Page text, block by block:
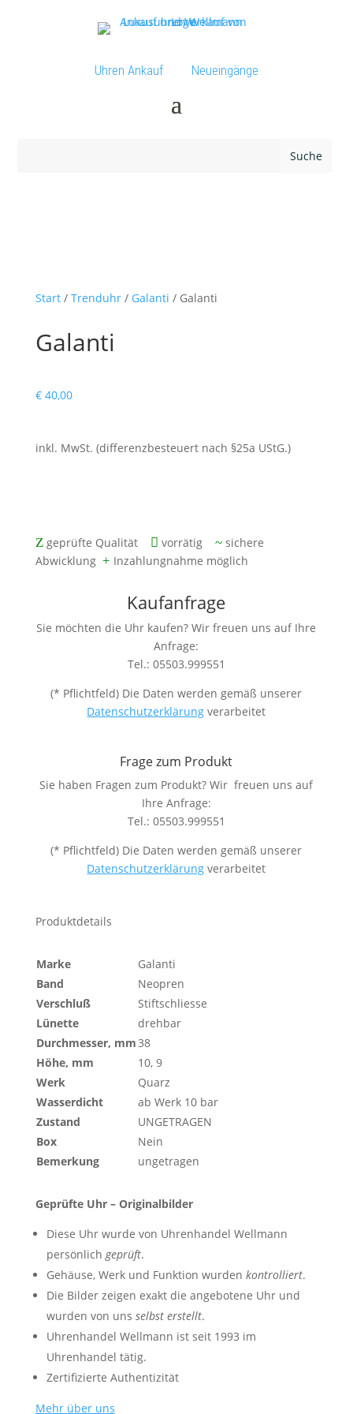
Uhren Ankauf Neueingänge
Start/ Trenduhr/ Galanti / Galanti
Galanti
€40,00
inkl. MwSt. (differenzbesteuert nach §25a UStG.)
Zgeprüfte Qualität  vorrätig ~sichere
Abwicklung + Inzahlungnahme möglich
Kaufanfrage
Sie möchten die Uhr kaufen? Wir freuen uns auf Ihre
Anfrage:
Tel.: 05503.999551
(* Pflichtfeld) Die Daten werden gemäß unserer
Datenschutzerklärung verarbeitet
Frage zum Produkt
Sie haben Fragen zum Produkt? Wir freuen uns auf
Ihre Anfrage:
Tel.: 05503.999551
(* Pflichtfeld) Die Daten werden gemäß unserer
Datenschutzerklärung verarbeitet
Produktdetails
Marke
Galanti
Band
Neopren
Verschluß
Stiftschliesse
Lünette
drehbar
Durchmesser, mm38
Höhe, mm
10, 9
Werk
Quarz
Wasserdicht
ab Werk 10 bar
Zustand
UNGETRAGEN
Box
Nein
Bemerkung
ungetragen
Geprüfte Uhr – Originalbilder
Diese Uhr wurde von Uhrenhandel Wellmann
persönlichgeprüft.
Gehäuse, Werk und Funktion wurden kontrolliert.
Die Bilder zeigen exakt die angebotene Uhr und
wurden von uns selbst erstellt.
Uhrenhandel Wellmann ist seit 1993 im
Uhrenhandel tätig.
Zertifizierte Authentizität
Mehr über uns